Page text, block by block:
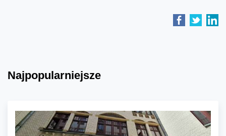
Najpopularniejsze